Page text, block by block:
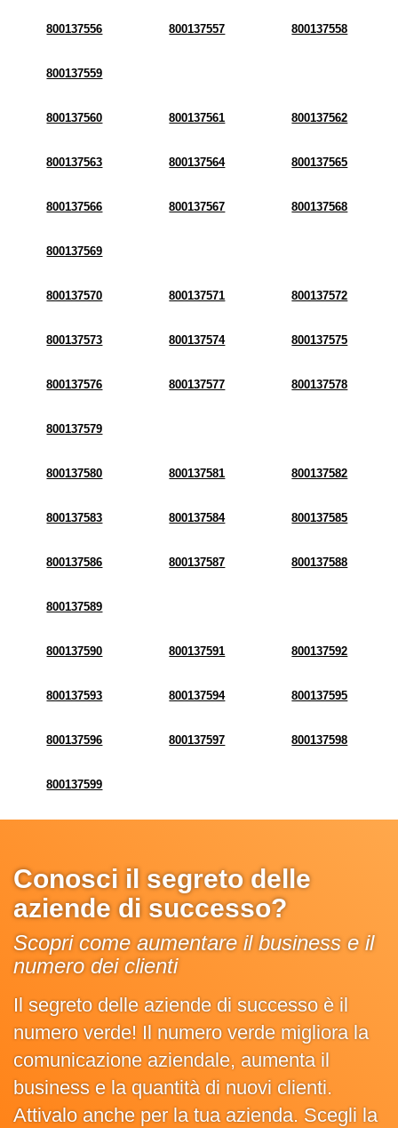
800137556 800137557 800137558
800137559
800137560 800137561 800137562
800137563 800137564 800137565
800137566 800137567 800137568
800137569
800137570 800137571 800137572
800137573 800137574 800137575
800137576 800137577 800137578
800137579
800137580 800137581 800137582
800137583 800137584 800137585
800137586 800137587 800137588
800137589
800137590 800137591 800137592
800137593 800137594 800137595
800137596 800137597 800137598
800137599
Conosci il segreto delle
aziende di successo?
Scopri come aumentare il business e il
numero dei clienti
Il segreto delle aziende di successo è il
numero verde! Il numero verde migliora la
comunicazione aziendale, aumenta il
business e la quantità di nuovi clienti.
Attivalo anche per la tua azienda. Scegli la